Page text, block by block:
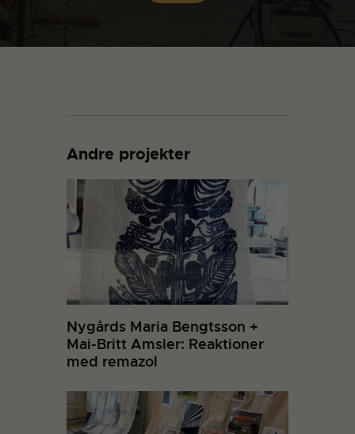
Andre projekter
Nygårds Maria Bengtsson +
Mai-Britt Amsler: Reaktioner
med remazol